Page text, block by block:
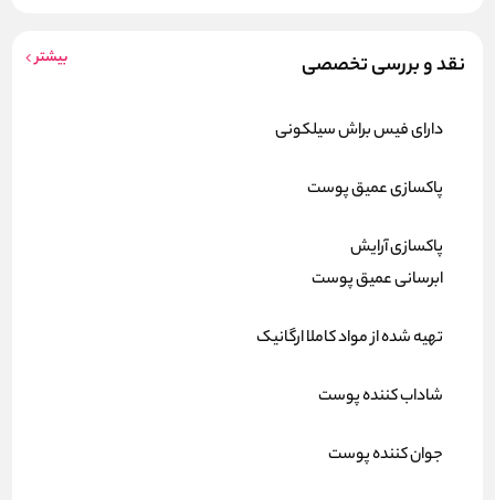
نقد و بررسی تخصصی بیشتر
دارای فیس براش سیلکونی
پاکسازی عمیق پوست
پاکسازی آرایش
ابرسانی عمیق پوست
تهیه شده از مواد کاملا ارگانیک
شاداب کننده پوست
جوان کننده پوست